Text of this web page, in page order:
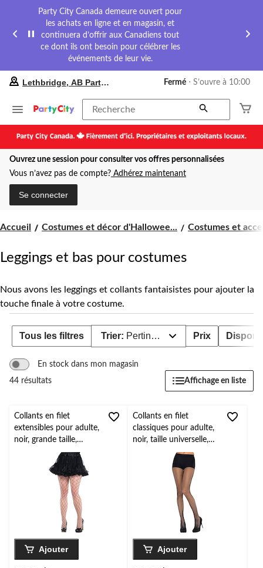
Party City Canada demeure ouvert pour
les achats en ligne et en magasin, et
continuera d’offrir aux Canadiens tout
ce dont ils ont besoin pour célébrer les
événements de leur vie.
préféré
Lethbridge,
Party
City,
courament
Fermé,
pour
Lethbridge, AB Party City Fermé ⋅ S’ouvre à 10:00
Recherche
Ouvrez une session pour consulter vos offres personnalisées
Vous n’avez pas de compte? Adhérez maintenant
Se connecter
Accueil Costumes et décor d'Hallowee... Costumes et
Leggings et bas pour costumes
Nous avons les leggings et collants fantaisistes pour ajouter la
touche finale à votre costume.
Tous les filtres Trier: Pertinence Prix
En stock dans mon magasin
44 résultats
Affichage en liste
Collants en filet
extensibles pour adulte,
noir, grande taille,
accessoire de costume
à porter pour
l'Halloween
Ajouter
Collants en filet
classiques pour adulte,
noir, taille universelle,
accessoire de costume
à porter pour
l'Halloween
Ajouter